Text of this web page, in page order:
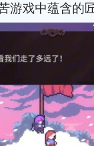
游戏中蕴含的